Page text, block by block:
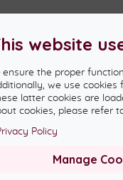
panaszok
website
ensure the proper
we use
latter cookies are
cookies, please refer
Policy
Manage